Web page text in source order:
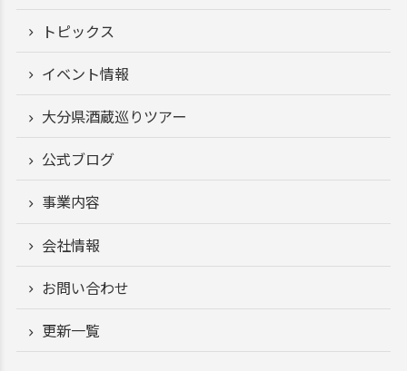
トピックス
イベント情報
大分県酒蔵巡りツアー
公式ブログ
事業内容
会社情報
お問い合わせ
更新一覧